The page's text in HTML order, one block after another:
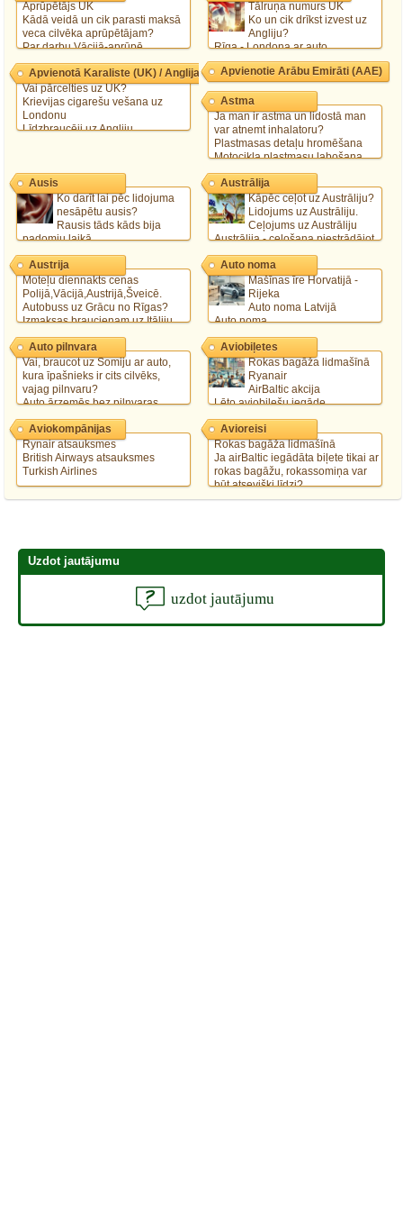
Aprūpētājs UK
Kādā veidā un cik parasti maksā
veca cilvēka aprūpētājam?
Par darbu Vācijā-aprūpē.
Cik es varu prasit par aprupēšanu
mājas?
Tālruņa numurs UK
Ko un cik drīkst izvest uz
Angliju?
Rīga - Londona ar auto
Ko apskatīt Londonā"uz savu
roku"?
Vai pārcelties uz UK?
Krievijas cigarešu vešana uz
Londonu
Līdzbraucēji uz Angliju
Apvienotā Karaliste (UK) / Anglija Apvienotie Arābu Emirāti (AAE)
Ja man ir astma un lidostā man
var atnemt inhalatoru?
Plastmasas detaļu hromēšana
Motocikla plastmasu labošana
PVC logu cenas
Astma
Ko darīt lai pēc lidojuma
nesāpētu ausis?
Rausis tāds kāds bija
padomju laikā
Vācu aitu sunim sašķiebušās
ausis
Ausu ērcīte kaķim
Ausis
Kāpēc ceļot uz Austrāliju?
Lidojums uz Austrāliju.
Ceļojums uz Austrāliju
Austrālija - ceļošana piestrādājot
Austrālija
Moteļu diennakts cenas
Polijā,Vācijā,Austrijā,Šveicē.
Autobuss uz Grācu no Rīgas?
Izmaksas braucienam uz Itāliju,
ceļu nodoklis Čehijā un Austrijā.
Kā tikt uz Grācu Austrijā?
Austrija
Mašīnas īre Horvatijā -
Rijeka
Auto noma Latvijā
Auto noma
Nomāta mašīna...
Auto noma
Vai, braucot uz Somiju ar auto,
kura īpašnieks ir cits cilvēks,
vajag pilnvaru?
Auto ārzemēs bez pilnvaras
Auto pilnvara braucot no Latvijas
līdz Anglijai
Auto pilnvara
Rokas bagāža lidmašīnā
Ryanair
AirBaltic akcija
Lēto aviobiļešu iegāde
Aviobiļetes
Rynair atsauksmes
British Airways atsauksmes
Turkish Airlines
Aviokompānijas
Rokas bagāža lidmašīnā
Ja airBaltic iegādāta biļete tikai ar
rokas bagāžu, rokassomiņa var
būt atsevišķi līdzi?
Pārsēšanās Londonā
Avioreisi
Uzdot jautājumu
uzdot jautājumu